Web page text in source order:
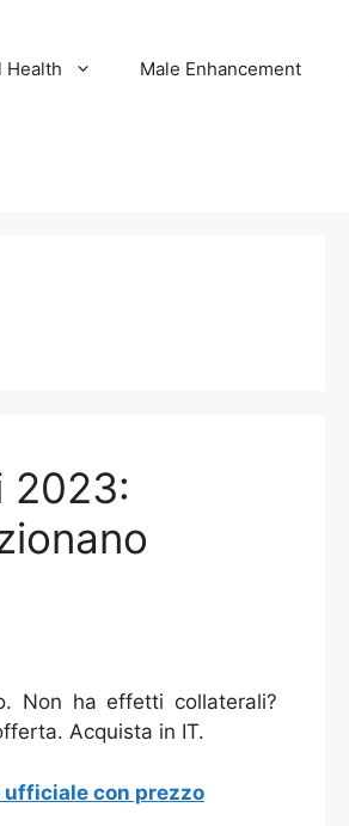
Health Male Enhancement
2023:
Non ha effetti collaterali?
Acquista in IT.
ufficiale con prezzo